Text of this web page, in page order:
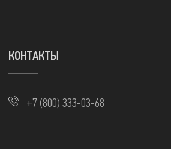
КОНТАКТЫ
+7 (800) 333-03-68